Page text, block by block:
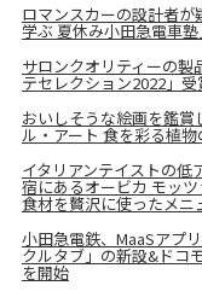
ロマンスカーの設計者
学ぶ 夏休み小田急電車
サロンクオリティーの
テセレクション2022」
おいしそうな絵画を鑑
ル・アート 食を彩る植
イタリアンテイストの
宿にあるオービカ モッ
食材を贅沢に使ったメニ
小田急電鉄、MaaSアプ
クルタブ」の新設&ドコ
を開始